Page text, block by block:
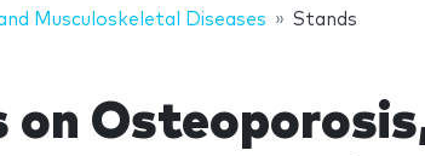
Musculoskeletal Diseases Stands
on